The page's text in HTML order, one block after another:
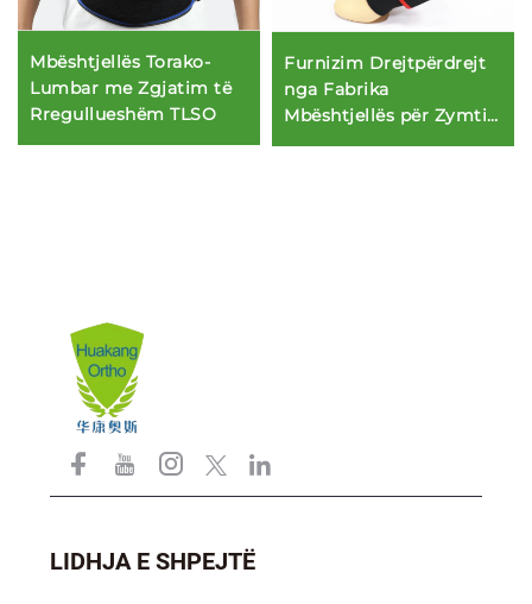
Mbështjellës Torako-
Lumbar me Zgjatim të
Rregullueshëm TLSO
Furnizim Drejtpërdrejt
nga Fabrika
Mbështjellës për Zymtir
Këmbësh
LIDHJA E SHPEJTË